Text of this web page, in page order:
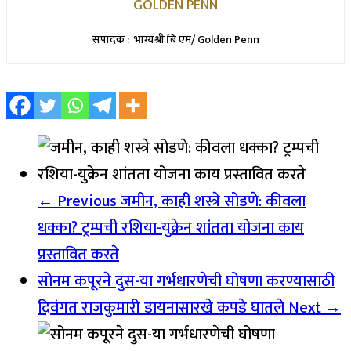
GOLDEN PENN
संपादक : भाग्यश्री बि एम/ Golden Penn
← Previousजमीन, काही शस्त्रे सोडणे: कीवला
धक्का? ट्रम्पची रशिया-युक्रेन शांतता योजना काय
प्रस्तावित करते
सोनम कपूरने दुस-या गर्भधारणेची घोषणा करण्यासाठी
दिवंगत राजकुमारी डायनासारखे कपडे घातलेNext →